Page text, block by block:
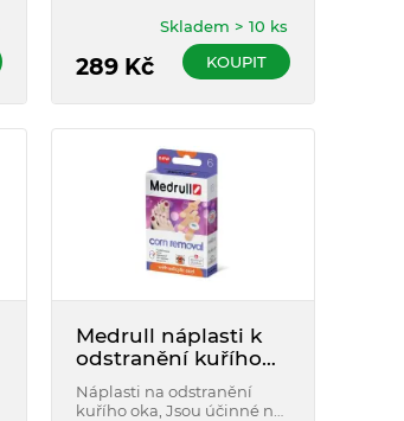
289Kč
Skladem > 10 ks
KOUPIT
Medrull náplasti k
odstranění kuřího
oka 6ks
Náplasti na odstranění
kuřího oka, Jsou účinné na